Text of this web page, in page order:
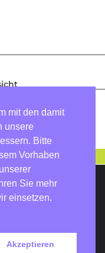
Artikel
gewonnenen
zu verbessern. Bitte
durch Ihre
können Sie
auch erteilen.
mit den damit
unsere
Bitte
Vorhaben
Sie mehr
einsetzen.
Akzeptieren